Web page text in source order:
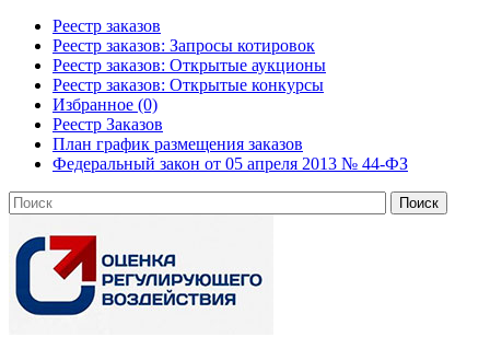
Реестр заказов
Реестр заказов: Запросы котировок
Реестр заказов: Открытые аукционы
Реестр заказов: Открытые конкурсы
Избранное (0)
Реестр Заказов
План график размещения заказов
Федеральный закон от 05 апреля 2013 № 44-ФЗ